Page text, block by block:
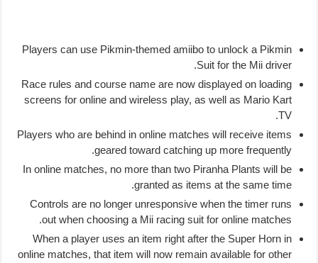
Players can use Pikmin-themed amiibo to unlock a Pikmin
Suit for the Mii driver.
Race rules and course name are now displayed on loading
screens for online and wireless play, as well as Mario Kart
TV.
Players who are behind in online matches will receive items
geared toward catching up more frequently.
In online matches, no more than two Piranha Plants will be
granted as items at the same time.
Controls are no longer unresponsive when the timer runs
out when choosing a Mii racing suit for online matches.
When a player uses an item right after the Super Horn in
online matches, that item will now remain available for other